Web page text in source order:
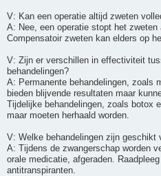
V: Kan een operatie altijd zweten
A: Nee, een operatie stopt het zweten
Compensatoir zweten kan elders op
V: Zijn er verschillen in effectiviteit
behandelingen?
A: Permanente behandelingen, zoals
bieden blijvende resultaten maar
Tijdelijke behandelingen, zoals botox
maar moeten herhaald worden.
V: Welke behandelingen zijn geschikt
A: Tijdens de zwangerschap worden
orale medicatie, afgeraden.
antitranspiranten.